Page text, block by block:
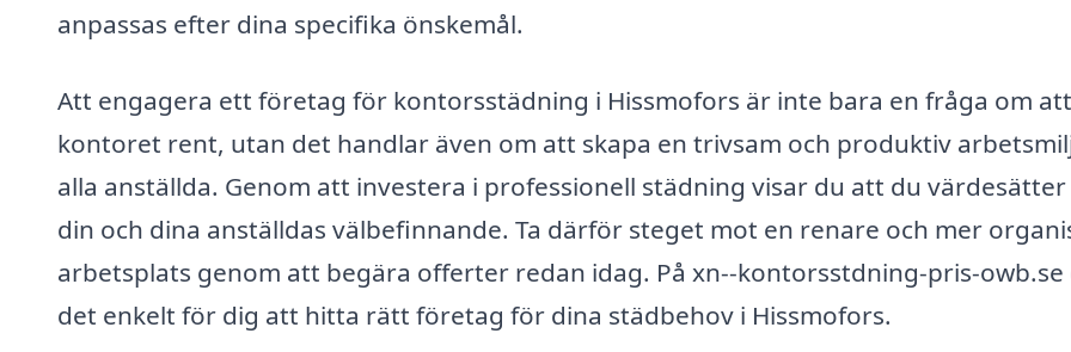
anpassas efter dina specifika önskemål.
Att engagera ett företag för kontorsstädning i Hissmofors är inte bara en fråga om
kontoret rent, utan det handlar även om att skapa en trivsam och produktiv
alla anställda. Genom att investera i professionell städning visar du att du
din och dina anställdas välbefinnande. Ta därför steget mot en renare och mer
arbetsplats genom att begära offerter redan idag. På xn--kontorsstdning-pris-owb.se
det enkelt för dig att hitta rätt företag för dina städbehov i Hissmofors.